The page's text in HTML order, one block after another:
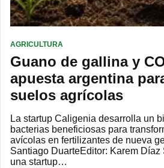
AGRICULTURA
Guano de gallina y
apuesta argentina
suelos agrícolas
La startup Caligenia desarrolla un
bacterias beneficiosas para
avícolas en fertilizantes de nueva
Santiago DuarteEditor: Karem Díaz
una startup…